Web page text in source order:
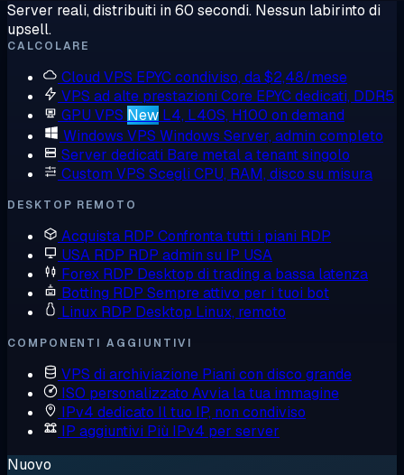
Server reali, distribuiti in 60 secondi. Nessun labirinto di
upsell.
CALCOLARE
Cloud VPS EPYC condiviso, da $2,48/mese
VPS ad alte prestazioni Core EPYC dedicati, DDR5
GPU VPS New L4, L40S, H100 on demand
Windows VPS Windows Server, admin completo
Server dedicati Bare metal a tenant singolo
Custom VPS Scegli CPU, RAM, disco su misura
DESKTOP REMOTO
Acquista RDP Confronta tutti i piani RDP
USA RDP RDP admin su IP USA
Forex RDP Desktop di trading a bassa latenza
Botting RDP Sempre attivo per i tuoi bot
Linux RDP Desktop Linux, remoto
COMPONENTI AGGIUNTIVI
VPS di archiviazione Piani con disco grande
ISO personalizzato Avvia la tua immagine
IPv4 dedicato Il tuo IP, non condiviso
IP aggiuntivi Più IPv4 per server
Nuovo